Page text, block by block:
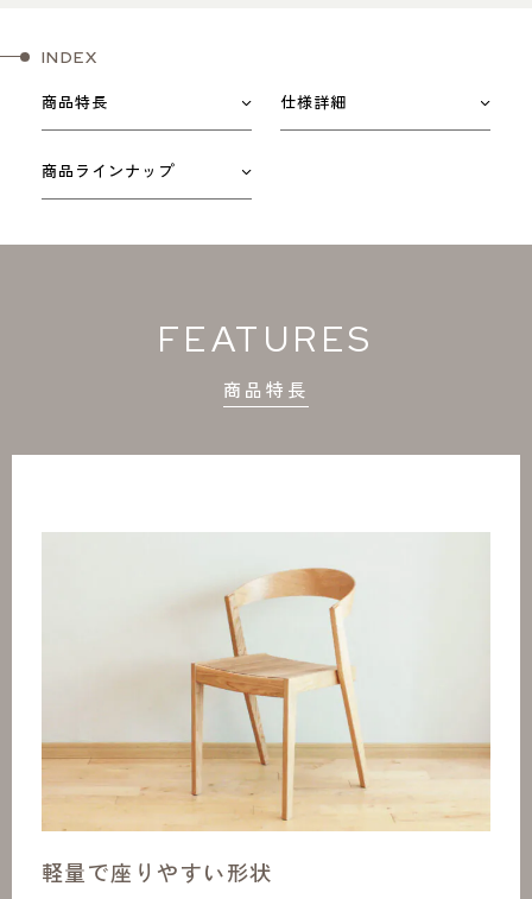
INDEX
商品特長 仕様詳細
商品ラインナップ
FEATURES
商品特長
軽量で座りやすい形状